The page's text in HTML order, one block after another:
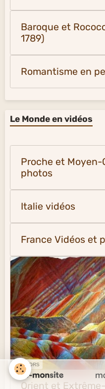
Baroque et
1789)
Romantisme en
Le Monde en vidéos
Proche et
photos
Italie vidéos
France Vidéos et
Orient et
SPONSORS